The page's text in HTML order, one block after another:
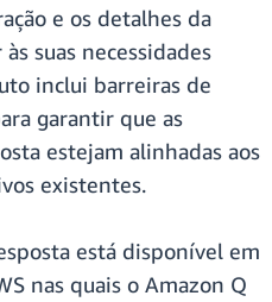
e os detalhes da
suas necessidades
inclui barreiras de
garantir que as
estejam alinhadas aos
existentes.
está disponível em
nas quais o Amazon Q